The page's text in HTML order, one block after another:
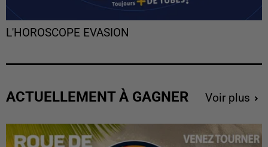
L'HOROSCOPE EVASION
ACTUELLEMENT À GAGNER Voir plus